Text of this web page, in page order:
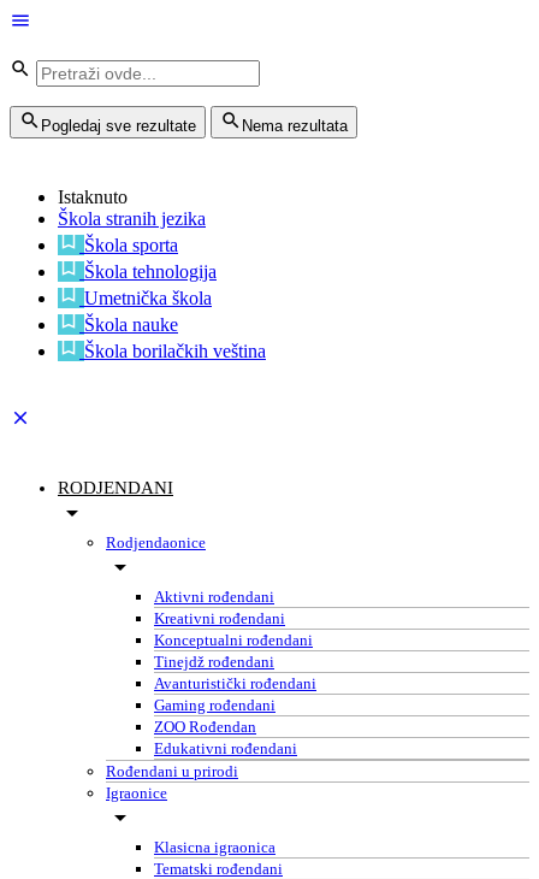
Pogledaj sve rezultate Nema rezultata
Istaknuto
Škola stranih jezika
Škola sporta
Škola tehnologija
Umetnička škola
Škola nauke
Škola borilačkih veština
RODJENDANI
Rodjendaonice
Aktivni rođendani
Kreativni rođendani
Konceptualni rođendani
Tinejdž rođendani
Avanturistički rođendani
Gaming rođendani
ZOO Rođendan
Edukativni rođendani
Rođendani u prirodi
Igraonice
Klasicna igraonica
Tematski rođendani